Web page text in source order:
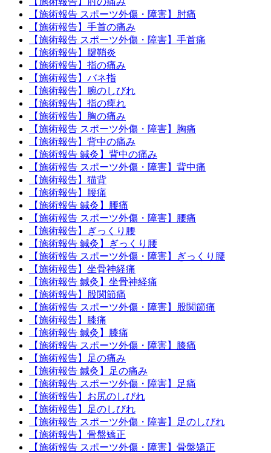
【施術報告 スポーツ外傷・障害】肘痛
【施術報告】手首の痛み
【施術報告 スポーツ外傷・障害】手首痛
【施術報告】腱鞘炎
【施術報告】指の痛み
【施術報告】バネ指
【施術報告】腕のしびれ
【施術報告】指の痺れ
【施術報告】胸の痛み
【施術報告 スポーツ外傷・障害】胸痛
【施術報告】背中の痛み
【施術報告 鍼灸】背中の痛み
【施術報告 スポーツ外傷・障害】背中痛
【施術報告】猫背
【施術報告】腰痛
【施術報告 鍼灸】腰痛
【施術報告 スポーツ外傷・障害】腰痛
【施術報告】ぎっくり腰
【施術報告 鍼灸】ぎっくり腰
【施術報告 スポーツ外傷・障害】ぎっくり腰
【施術報告】坐骨神経痛
【施術報告 鍼灸】坐骨神経痛
【施術報告】股関節痛
【施術報告 スポーツ外傷・障害】股関節痛
【施術報告】膝痛
【施術報告 鍼灸】膝痛
【施術報告 スポーツ外傷・障害】膝痛
【施術報告】足の痛み
【施術報告 鍼灸】足の痛み
【施術報告 スポーツ外傷・障害】足痛
【施術報告】お尻のしびれ
【施術報告】足のしびれ
【施術報告 スポーツ外傷・障害】足のしびれ
【施術報告】骨盤矯正
【施術報告 スポーツ外傷・障害】骨盤矯正